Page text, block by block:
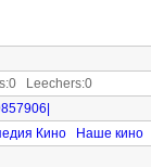
Leechers:0
Кино
Наше кино